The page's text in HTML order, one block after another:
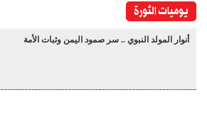
يوميات الثورة
أنوار المولد النبوي .. سر صمود اليمن وثبات الأمة